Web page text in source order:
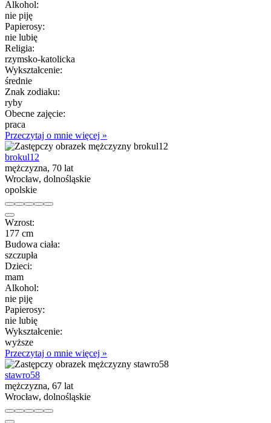
Alkohol:
nie piję
Papierosy:
nie lubię
Religia:
rzymsko-katolicka
Wykształcenie:
średnie
Znak zodiaku:
ryby
Obecne zajęcie:
praca
Przeczytaj o mnie więcej »
brokul12
mężczyzna, 70 lat
Wrocław, dolnośląskie
opolskie
Wzrost:
177 cm
Budowa ciała:
szczupła
Dzieci:
mam
Alkohol:
nie piję
Papierosy:
nie lubię
Wykształcenie:
wyższe
Przeczytaj o mnie więcej »
stawro58
mężczyzna, 67 lat
Wrocław, dolnośląskie